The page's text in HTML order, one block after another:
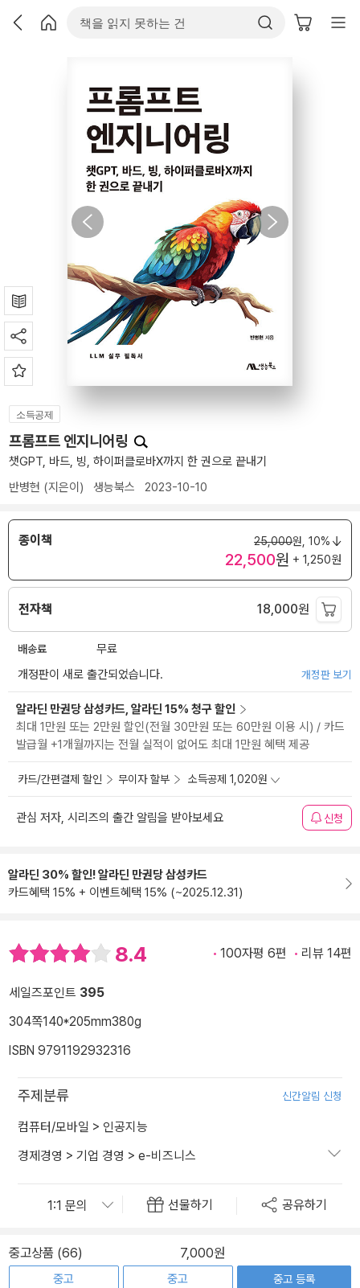
소득공제
프롬프트 엔지니어링
챗GPT, 바드, 빙, 하이퍼클로바X까지 한 권으로 끝내기
반병현 (지은이) 생능북스 2023-10-10
종이책 25,000원, 10%
22,500원 + 1,250원
전자책 18,000원
배송료
무료
개정판이 새로 출간되었습니다.
개정판 보기
알라딘 만권당 삼성카드, 알라딘 15% 청구 할인
최대 1만원 또는 2만원 할인(전월 30만원 또는 60만원 이용 시) / 카드
발급월 +1개월까지는 전월 실적이 없어도 최대 1만원 혜택 제공
카드/간편결제 할인 무이자 할부 소득공제 1,020원
관심 저자, 시리즈의 출간 알림을 받아보세요 신청
알라딘 30% 할인! 알라딘 만권당 삼성카드
카드혜택 15% + 이벤트혜택 15% (~2025.12.31)
8.4 100자평 6편 리뷰 14편
세일즈포인트 395
304쪽140*205mm380g
ISBN 9791192932316
주제분류 신간알림 신청
컴퓨터/모바일 > 인공지능
경제경영 > 기업 경영 > e-비즈니스
선물하기 공유하기
중고상품 (66) 7,000원
중고
중고
중고 등록